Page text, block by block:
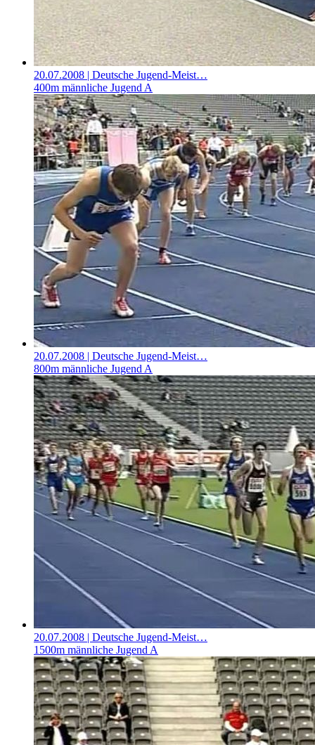
20.07.2008 | Deutsche Jugend-Meist…
400m männliche Jugend A
20.07.2008 | Deutsche Jugend-Meist…
800m männliche Jugend A
20.07.2008 | Deutsche Jugend-Meist…
1500m männliche Jugend A